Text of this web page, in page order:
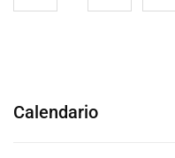
Calendario